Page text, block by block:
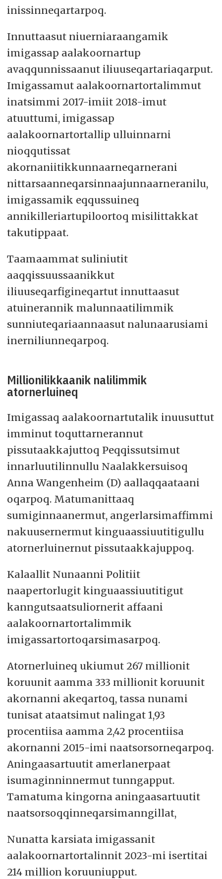
inissinneqartarpoq.
Innuttaasut niuerniaraangamik
imigassap aalakoornartup
avaqqunnissaanut iliuuseqartariaqarput.
Imigassamut aalakoornartortalimmut
inatsimmi 2017-imiit 2018-imut
atuuttumi, imigassap
aalakoornartortallip ulluinnarni
nioqqutissat
akornaniitikkunnaarneqarnerani
nittarsaanneqarsinnaajunnaarneranilu,
imigassamik eqqussuineq
annikilleriartupiloortoq misilittakkat
takutippaat.
Taamaammat suliniutit
aaqqissuussaanikkut
iliuuseqarfigineqartut innuttaasut
atuinerannik malunnaatilimmik
sunniuteqariaannaasut nalunaarusiami
inerniliunneqarpoq.
Millionilikkaanik nalilimmik
atornerluineq
Imigassaq aalakoornartutalik inuusuttut
imminut toquttarnerannut
pissutaakkajuttoq Peqqissutsimut
innarluutilinnullu Naalakkersuisoq
Anna Wangenheim (D) aallaqqaataani
oqarpoq. Matumanittaaq
sumiginnaanermut, angerlarsimaffimmi
nakuusernermut kinguaassiuutitigullu
atornerluinernut pissutaakkajuppoq.
Kalaallit Nunaanni Politiit
naapertorlugit kinguaassiuutitigut
kanngutsaatsuliornerit affaani
aalakoornartortalimmik
imigassartortoqarsimasarpoq.
Atornerluineq ukiumut 267 millionit
koruunit aamma 333 millionit koruunit
akornanni akeqartoq, tassa nunami
tunisat ataatsimut nalingat 1,93
procentiisa aamma 2,42 procentiisa
akornanni 2015-imi naatsorsorneqarpoq.
Aningaasartuutit amerlanerpaat
isumaginninnermut tunngapput.
Tamatuma kingorna aningaasartuutit
naatsorsoqqinneqarsimanngillat,
Nunatta karsiata imigassanit
aalakoornartortalinnit 2023-mi isertitai
214 million koruuniupput.